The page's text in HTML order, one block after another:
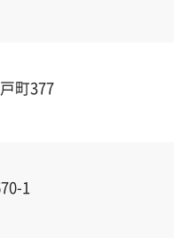
町377
1